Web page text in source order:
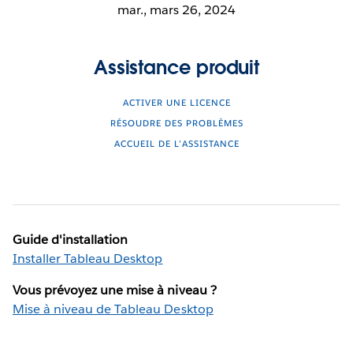
mar., mars 26, 2024
Assistance produit
ACTIVER UNE LICENCE
RÉSOUDRE DES PROBLÈMES
ACCUEIL DE L’ASSISTANCE
Guide d'installation
Installer Tableau Desktop
Vous prévoyez une mise à niveau ?
Mise à niveau de Tableau Desktop